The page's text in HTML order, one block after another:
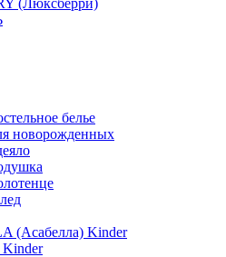
(Люксберри)
белье
новорожденных
(Асабелла) Kinder